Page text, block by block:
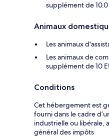
supplément de 10.0
Animaux
Les animaux
Les animaux de
supplément de 10
Conditions
Cet hébergement est
fourni dans le cadre
industrielle ou libérale,
général des impôts